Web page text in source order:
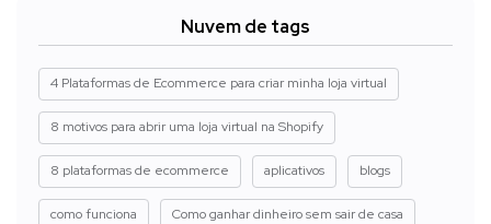
Nuvem de tags
4 Plataformas de Ecommerce para criar minha loja virtual
8 motivos para abrir uma loja virtual na Shopify
8 plataformas de ecommerce aplicativos blogs
como funciona Como ganhar dinheiro sem sair de casa